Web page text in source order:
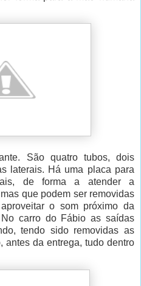
São quatro tubos, dois
laterais. Há uma placa para
de forma a atender a
que podem ser removidas
o som próximo da
carro do Fábio as saídas
tendo sido removidas as
antes da entrega, tudo dentro